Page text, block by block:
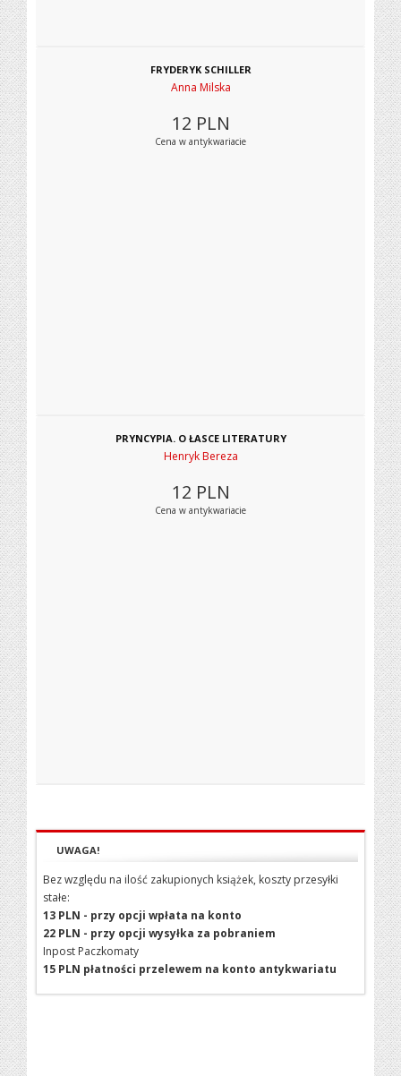
FRYDERYK SCHILLER
Anna Milska
12 PLN
Cena w antykwariacie
PRYNCYPIA. O ŁASCE LITERATURY
Henryk Bereza
12 PLN
Cena w antykwariacie
UWAGA!
Bez względu na ilość zakupionych książek, koszty przesyłki
stałe:
13 PLN - przy opcji wpłata na konto
22 PLN - przy opcji wysyłka za pobraniem
Inpost Paczkomaty
15 PLN płatności przelewem na konto antykwariatu